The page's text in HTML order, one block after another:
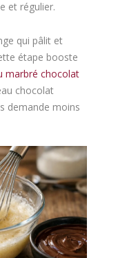
et régulier.
qui pâlit et
étape booste
marbré chocolat
chocolat
demande moins